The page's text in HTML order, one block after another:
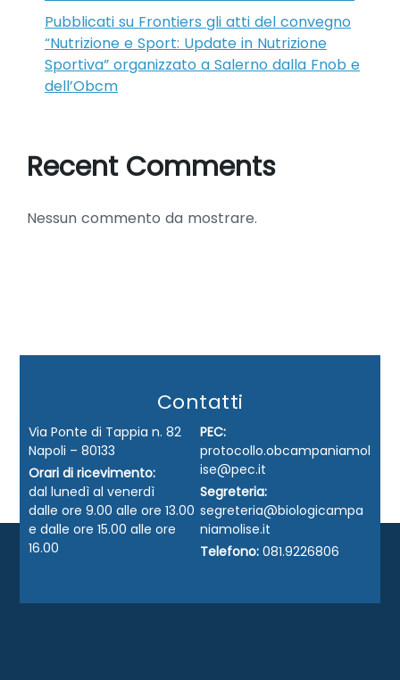
Pubblicati su Frontiers gli atti del convegno
“Nutrizione e Sport: Update in Nutrizione
Sportiva” organizzato a Salerno dalla Fnob e
dell’Obcm
Recent Comments
Nessun commento da mostrare.
Contatti
Via Ponte di Tappia n. 82
Napoli – 80133
Orari di ricevimento:
dal lunedì al venerdì
dalle ore 9.00 alle ore 13.00
e dalle ore 15.00 alle ore
16.00
PEC:
protocollo.obcampaniamol
ise@pec.it
Segreteria:
segreteria@biologicampa
niamolise.it
Telefono: 081.9226806